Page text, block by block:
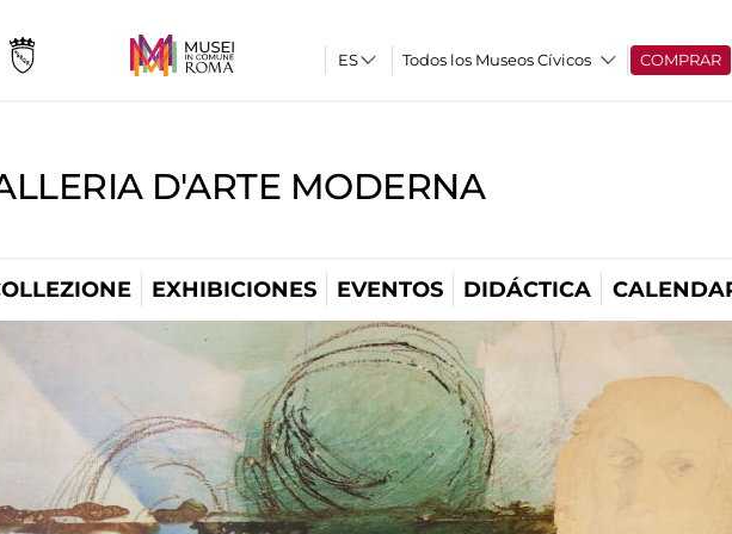
Todos los Museos Cívicos COMPRAR
D'ARTE MODERNA
EXHIBICIONES EVENTOS DIDÁCTICA